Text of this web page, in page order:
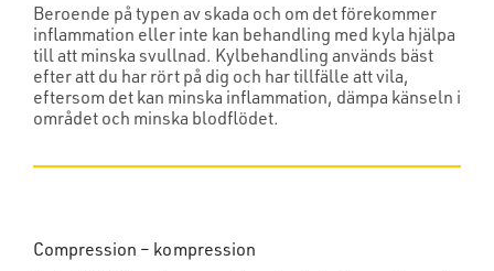
Beroende på typen av skada och om det förekommer
inflammation eller inte kan behandling med kyla hjälpa
till att minska svullnad. Kylbehandling används bäst
efter att du har rört på dig och har tillfälle att vila,
eftersom det kan minska inflammation, dämpa känseln i
området och minska blodflödet.
Compression – kompression